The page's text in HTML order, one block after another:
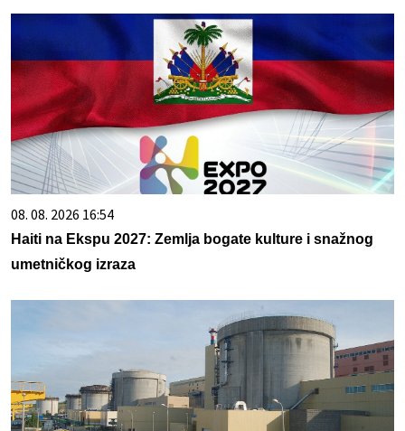
08. 08. 2026 16:54
Haiti na Ekspu 2027: Zemlja bogate kulture i snažnog
umetničkog izraza